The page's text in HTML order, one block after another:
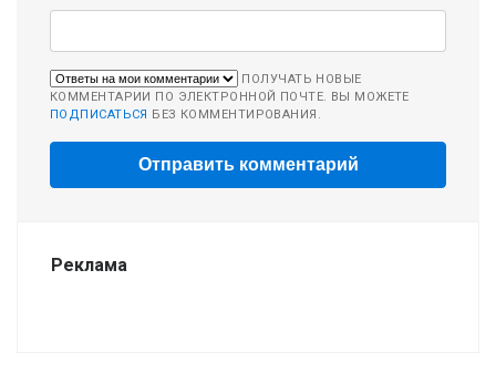
ПОЛУЧАТЬ НОВЫЕ
КОММЕНТАРИИ ПО ЭЛЕКТРОННОЙ ПОЧТЕ. ВЫ МОЖЕТЕ
ПОДПИСАТЬСЯ БЕЗ КОММЕНТИРОВАНИЯ.
Реклама